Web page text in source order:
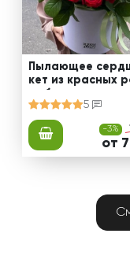
Пылающее
кет из красных
робке
5
-3%
от